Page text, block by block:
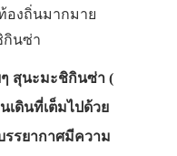
องถิ่นมากมาย
กินซ่า
สุนะมะชิกินซ่า (
เดินที่เต็มไปด้วย
รยากาศมีความ